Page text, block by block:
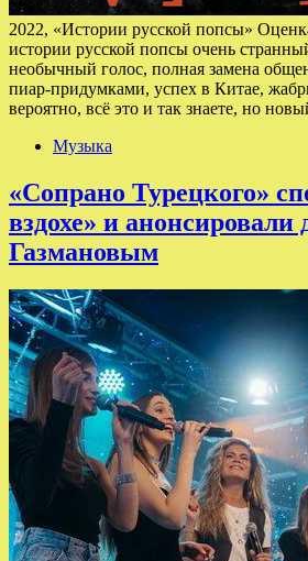
2022, «Истории русской попсы»
истории русской попсы очень
необычный голос, полная замена
пиар-придумками, успех в Китае,
вероятно, всё это и так знаете, но
Музыка
«Сопрано Турецкого»
вздохе» и анонсировали
Газмановым